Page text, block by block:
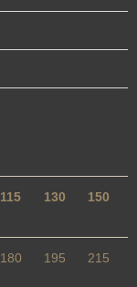
115 130 150
180 195 215